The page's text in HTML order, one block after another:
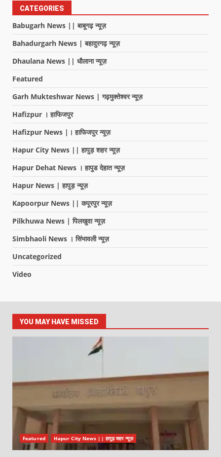
CATEGORIES
Babugarh News || बाबूगढ़ न्यूज़
Bahadurgarh News | बहादुरगढ़ न्यूज़
Dhaulana News || धौलाना न्यूज़
Featured
Garh Mukteshwar News | गढ़मुक्तेश्वर न्यूज़
Hafizpur । हाफिजपुर
Hafizpur News |। हाफिजपुर न्यूज़
Hapur City News || हापुड़ शहर न्यूज़
Hapur Dehat News । हापुड देहात न्यूज़
Hapur News | हापुड़ न्यूज़
Kapoorpur News || कपूरपुर न्यूज़
Pilkhuwa News | पिलखुवा न्यूज़
Simbhaoli News । सिंभावली न्यूज़
Uncategorized
Video
YOU MAY HAVE MISSED
Featured Hapur City News || हापुड़ शहर न्यूज़